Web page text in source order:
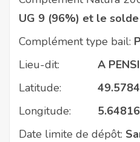
UG 9 (96%) et le
Complément type bail:
Lieu-dit:
A
Latitude:
Longitude:
5.64816
Date limite de dépôt: